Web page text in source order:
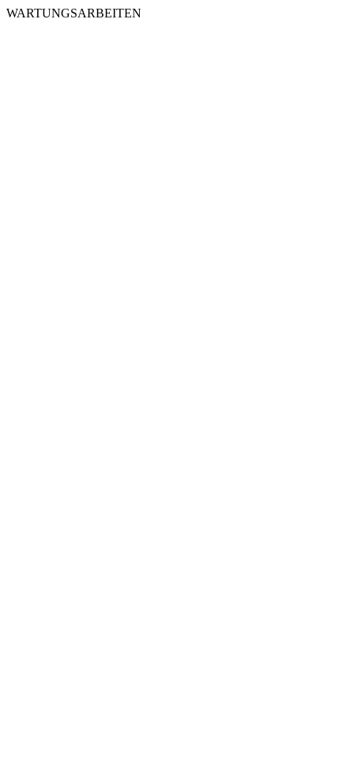
WARTUNGSARBEITEN